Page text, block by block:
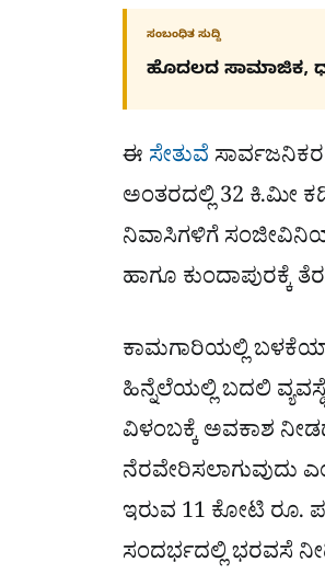
ಸಂಬಂಧಿತ ಸುದ್ದಿ
ಹೊದಲದ ಸಾಮಾಜಿಕ,
ಈ ಸೇತುವೆ
ಅಂತರದಲ್ಲಿ 32 ಕಿ.ಮೀ
ನಿವಾಸಿಗಳಿಗೆ
ಹಾಗೂ ಕುಂದಾಪುರಕ್ಕೆ
ಕಾಮಗಾರಿಯಲ್ಲಿ
ಹಿನ್ನೆಲೆಯಲ್ಲಿ ಬದಲಿ
ವಿಳಂಬಕ್ಕೆ ಅವಕಾಶ
ನೆರವೇರಿಸಲಾಗುವುದು
ಇರುವ 11 ಕೋಟಿ ರೂ.
ಸಂದರ್ಭದಲ್ಲಿ ಭರವಸೆ